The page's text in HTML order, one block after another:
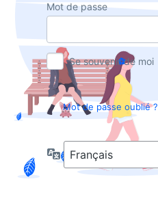
Mot de passe
Se souvenir de moi
Mot de passe oublié ?
Langue